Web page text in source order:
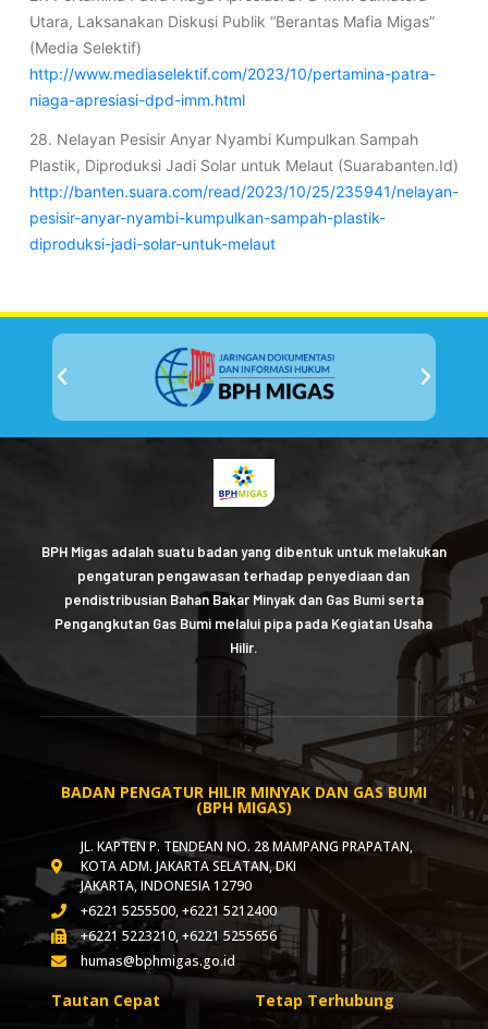
Utara, Laksanakan Diskusi Publik “Berantas Mafia Migas”
(Media Selektif)
http://www.mediaselektif.com/2023/10/pertamina-patra-
niaga-apresiasi-dpd-imm.html
28. Nelayan Pesisir Anyar Nyambi Kumpulkan Sampah
Plastik, Diproduksi Jadi Solar untuk Melaut (Suarabanten.Id)
http://banten.suara.com/read/2023/10/25/235941/nelayan-
pesisir-anyar-nyambi-kumpulkan-sampah-plastik-
diproduksi-jadi-solar-untuk-melaut
BPH Migas adalah suatu badan yang dibentuk untuk melakukan
pengaturan pengawasan terhadap penyediaan dan
pendistribusian Bahan Bakar Minyak dan Gas Bumi serta
Pengangkutan Gas Bumi melalui pipa pada Kegiatan Usaha
Hilir.
BADAN PENGATUR HILIR MINYAK DAN GAS BUMI
(BPH MIGAS)
JL. KAPTEN P. TENDEAN NO. 28 MAMPANG PRAPATAN,
KOTA ADM. JAKARTA SELATAN, DKI
JAKARTA, INDONESIA 12790
+6221 5255500, +6221 5212400
+6221 5223210, +6221 5255656
humas@bphmigas.go.id
Tautan Cepat Tetap Terhubung